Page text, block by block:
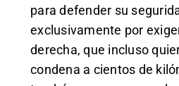
para defender su
exclusivamente por
derecha, que incluso
condena a cientos de